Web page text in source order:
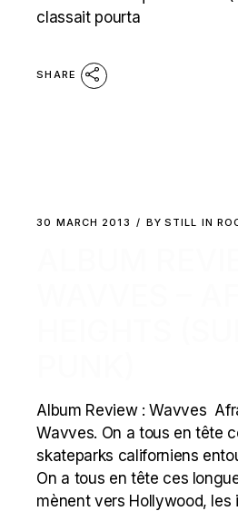
classait pourta
SHARE
30 MARCH 2013 BY STILL IN
Album Review : Wavves
Wavves. On a tous en tête
skateparks californiens
On a tous en tête ces
mènent vers Hollywood, les